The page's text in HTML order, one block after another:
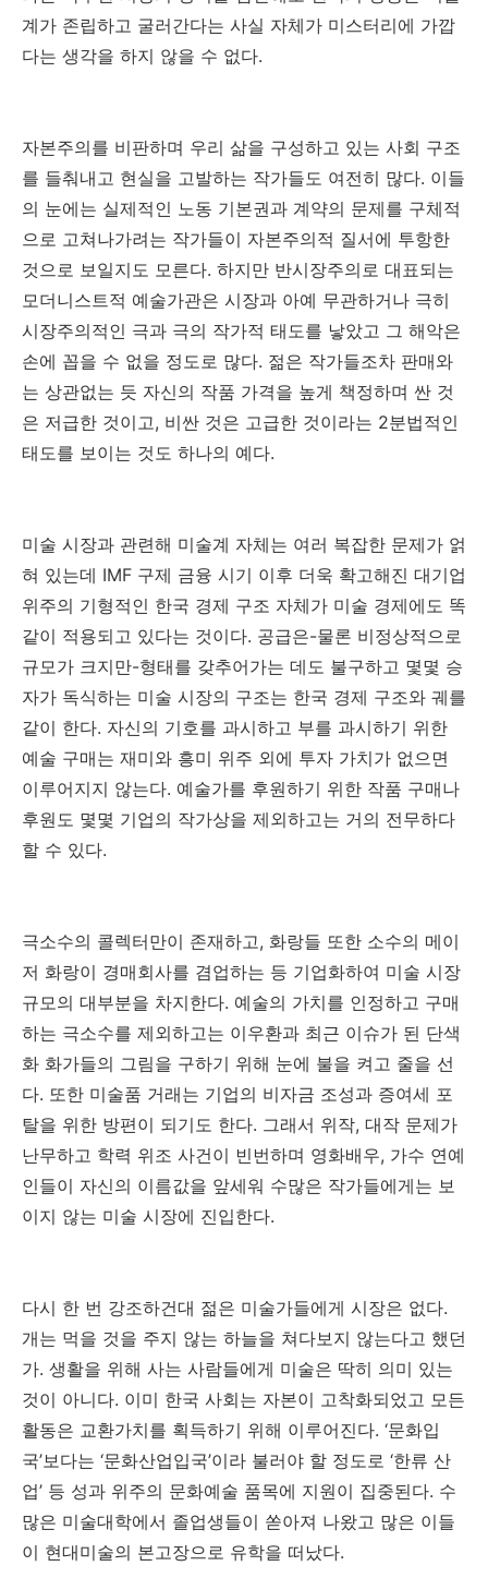
계가 존립하고 굴러간다는 사실 자체가 미스터리에 가깝
다는 생각을 하지 않을 수 없다.
자본주의를 비판하며 우리 삶을 구성하고 있는 사회 구조
를 들춰내고 현실을 고발하는 작가들도 여전히 많다. 이들
의 눈에는 실제적인 노동 기본권과 계약의 문제를 구체적
으로 고쳐나가려는 작가들이 자본주의적 질서에 투항한
것으로 보일지도 모른다. 하지만 반시장주의로 대표되는
모더니스트적 예술가관은 시장과 아예 무관하거나 극히
시장주의적인 극과 극의 작가적 태도를 낳았고 그 해악은
손에 꼽을 수 없을 정도로 많다. 젊은 작가들조차 판매와
는 상관없는 듯 자신의 작품 가격을 높게 책정하며 싼 것
은 저급한 것이고, 비싼 것은 고급한 것이라는 2분법적인
태도를 보이는 것도 하나의 예다.
미술 시장과 관련해 미술계 자체는 여러 복잡한 문제가 얽
혀 있는데 IMF 구제 금융 시기 이후 더욱 확고해진 대기업
위주의 기형적인 한국 경제 구조 자체가 미술 경제에도 똑
같이 적용되고 있다는 것이다. 공급은-물론 비정상적으로
규모가 크지만-형태를 갖추어가는 데도 불구하고 몇몇 승
자가 독식하는 미술 시장의 구조는 한국 경제 구조와 궤를
같이 한다. 자신의 기호를 과시하고 부를 과시하기 위한
예술 구매는 재미와 흥미 위주 외에 투자 가치가 없으면
이루어지지 않는다. 예술가를 후원하기 위한 작품 구매나
후원도 몇몇 기업의 작가상을 제외하고는 거의 전무하다
할 수 있다.
극소수의 콜렉터만이 존재하고, 화랑들 또한 소수의 메이
저 화랑이 경매회사를 겸업하는 등 기업화하여 미술 시장
규모의 대부분을 차지한다. 예술의 가치를 인정하고 구매
하는 극소수를 제외하고는 이우환과 최근 이슈가 된 단색
화 화가들의 그림을 구하기 위해 눈에 불을 켜고 줄을 선
다. 또한 미술품 거래는 기업의 비자금 조성과 증여세 포
탈을 위한 방편이 되기도 한다. 그래서 위작, 대작 문제가
난무하고 학력 위조 사건이 빈번하며 영화배우, 가수 연예
인들이 자신의 이름값을 앞세워 수많은 작가들에게는 보
이지 않는 미술 시장에 진입한다.
다시 한 번 강조하건대 젊은 미술가들에게 시장은 없다.
개는 먹을 것을 주지 않는 하늘을 쳐다보지 않는다고 했던
가. 생활을 위해 사는 사람들에게 미술은 딱히 의미 있는
것이 아니다. 이미 한국 사회는 자본이 고착화되었고 모든
활동은 교환가치를 획득하기 위해 이루어진다. ‘문화입
국’보다는 ‘문화산업입국’이라 불러야 할 정도로 ‘한류 산
업’ 등 성과 위주의 문화예술 품목에 지원이 집중된다. 수
많은 미술대학에서 졸업생들이 쏟아져 나왔고 많은 이들
이 현대미술의 본고장으로 유학을 떠났다.